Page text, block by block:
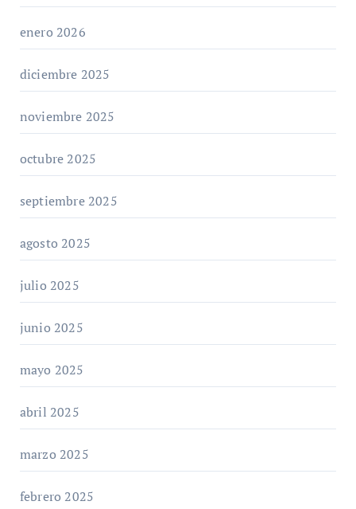
enero 2026
diciembre 2025
noviembre 2025
octubre 2025
septiembre 2025
agosto 2025
julio 2025
junio 2025
mayo 2025
abril 2025
marzo 2025
febrero 2025